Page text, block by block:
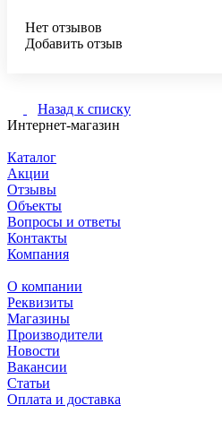
Нет отзывов
Добавить отзыв
Назад к списку
Интернет-магазин
Каталог
Акции
Отзывы
Объекты
Вопросы и ответы
Контакты
Компания
О компании
Реквизиты
Магазины
Производители
Новости
Вакансии
Статьи
Оплата и доставка